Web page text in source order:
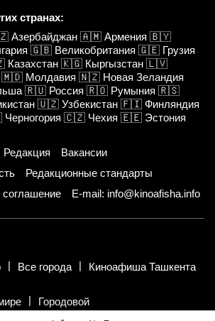
странах:
Азербайджан 🇦🇲 Армения 🇧🇾
🇬🇧 Великобритания 🇬🇪 Грузия
Казахстан 🇰🇬 Кыргызстан 🇱🇻
🇲🇩 Молдавия 🇳🇿 Новая Зеландия
🇷🇺 Россия 🇷🇴 Румыния 🇷🇸
🇺🇿 Узбекистан 🇫🇮 Финляндия
Черногория 🇨🇿 Чехия 🇪🇪 Эстония
Редакция
Вакансии
Редакционные стандарты
соглашение
E-mail: info@kinoafisha.info
Все города Киноафиша Ташкента
Городовой